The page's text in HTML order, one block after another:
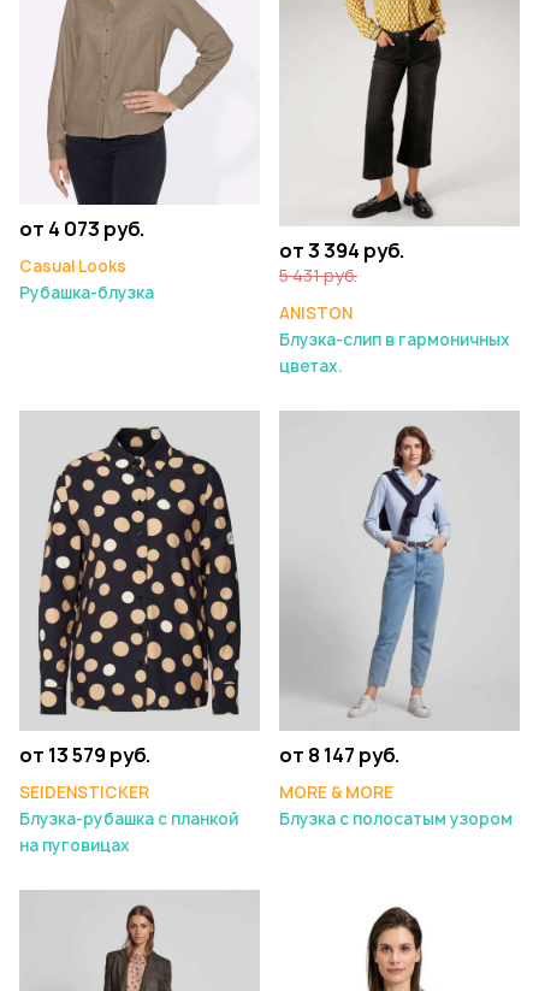
от 4 073 руб.
Casual Looks
Рубашка-блузка
от 3 394 руб.
5 431 руб.
ANISTON
Блузка-слип в гармоничных
цветах.
от 13 579 руб.
SEIDENSTICKER
Блузка-рубашка с планкой
на пуговицах
от 8 147 руб.
MORE & MORE
Блузка с полосатым узором